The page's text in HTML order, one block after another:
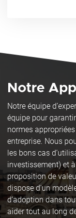
Notre
Notre équipe
équipe pour
normes
entreprise. Nous
les bons cas
investissement) et
proposition de
dispose d’un
d’adoption dans
aider tout au long